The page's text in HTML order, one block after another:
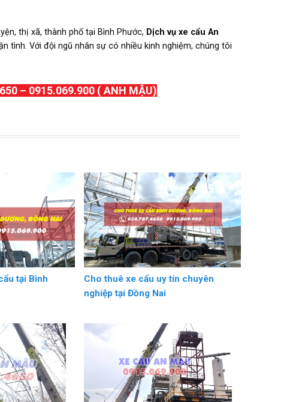
thị xã, thành phố tại Bình Phước, Dịch vụ xe cẩu An
tình. Với đội ngũ nhân sự có nhiều kinh nghiệm, chúng tôi
– 0915.069.900 ( ANH MẬU)
tại Bình
Cho thuê xe cẩu uy tín chuyên
nghiệp tại Đồng Nai